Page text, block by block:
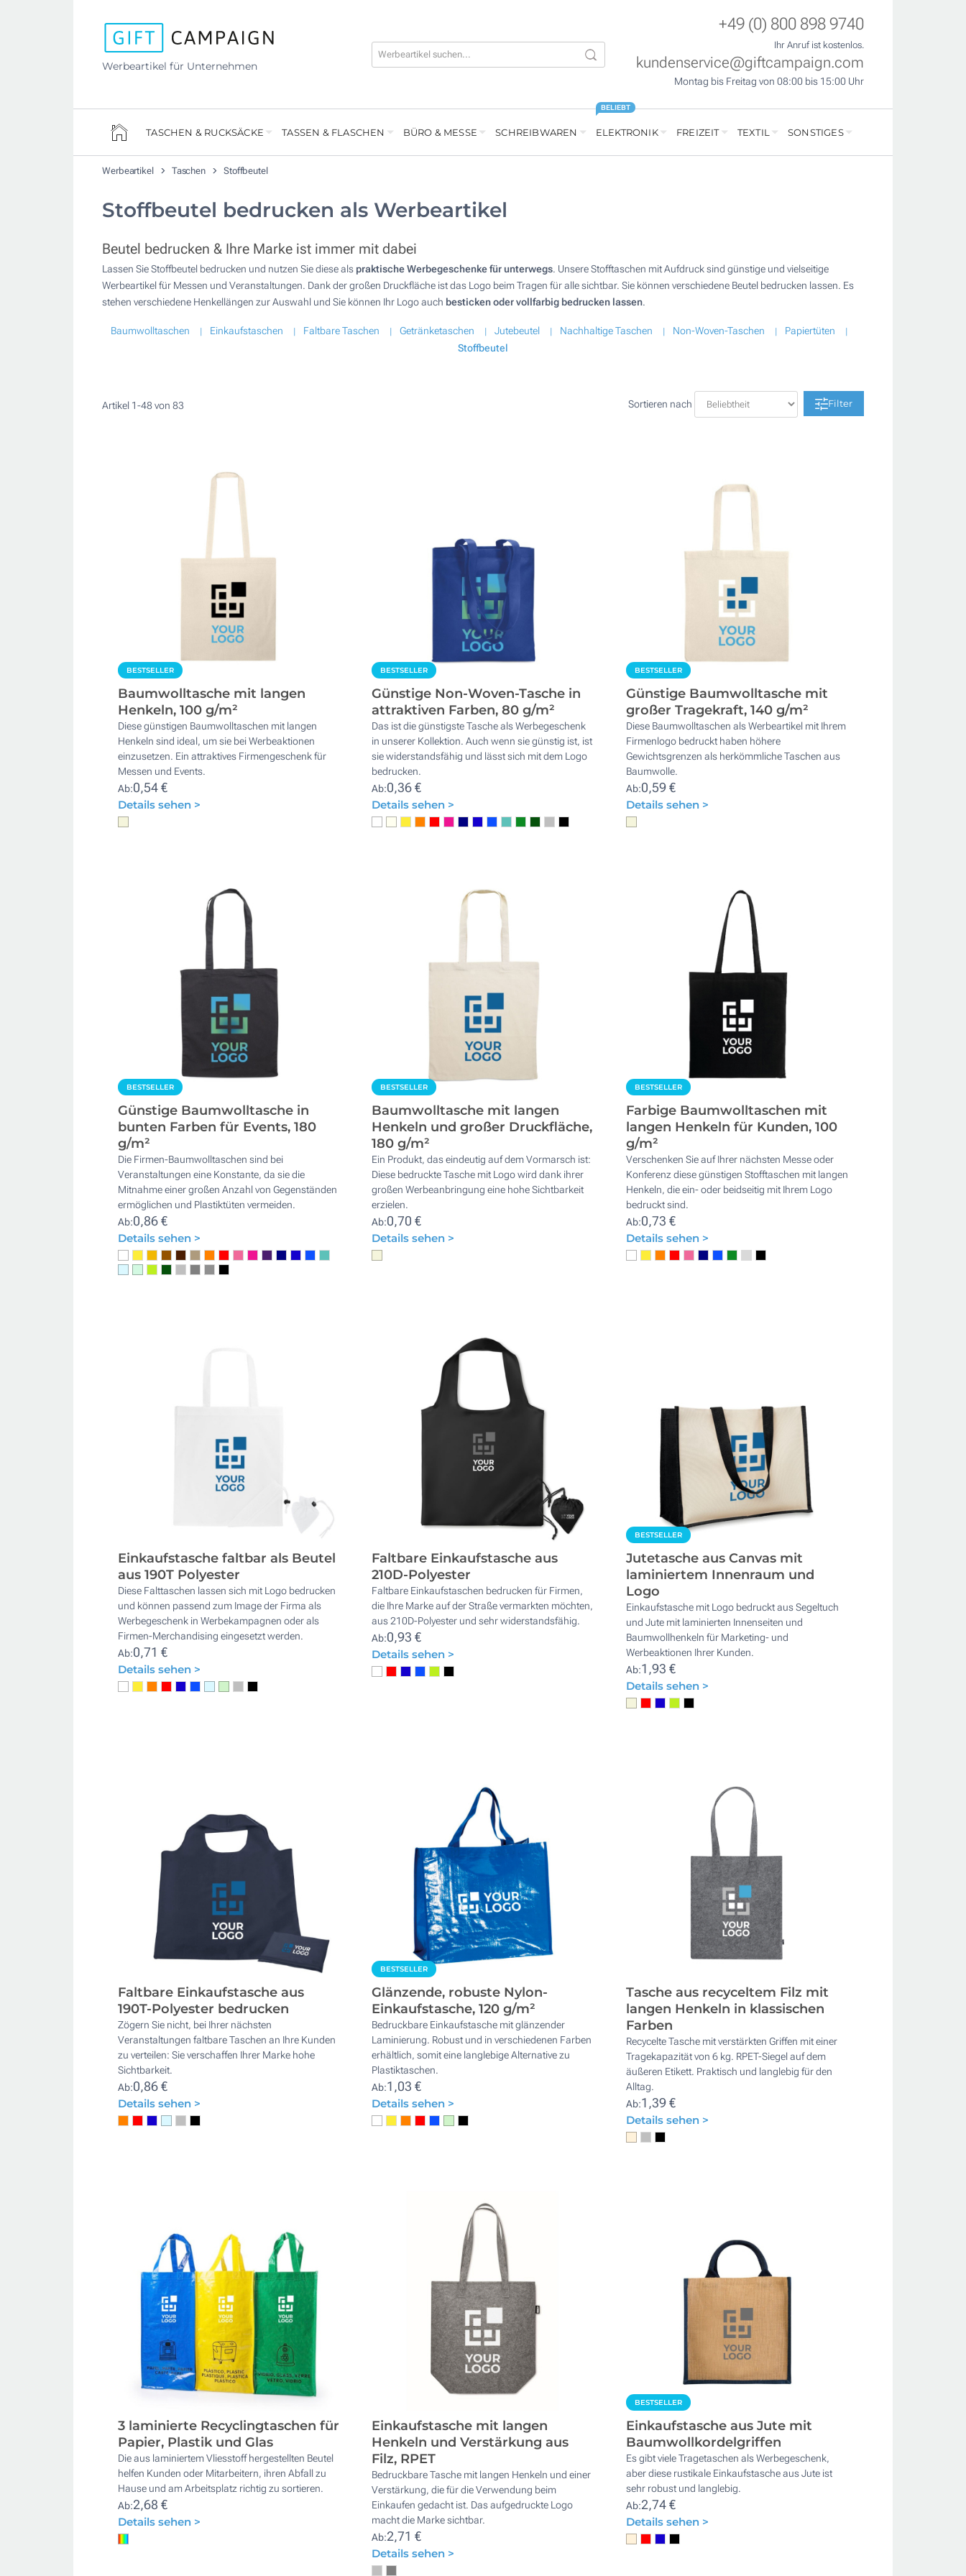
Werbeartikel für Unternehmen
+49 (0) 800 898 9740
Ihr Anruf ist kostenlos.
kundenservice@giftcampaign.com
Montag bis Freitag von 08:00 bis 15:00 Uhr
TASCHEN & RUCKSÄCKE TASSEN & FLASCHEN BÜRO & MESSE SCHREIBWAREN ELEKTRONIK
BELIEBT
FREIZEIT TEXTIL SONSTIGES
Werbeartikel Taschen Stoffbeutel
Stoffbeutel bedrucken als Werbeartikel
Beutel bedrucken & Ihre Marke ist immer mit dabei
Lassen Sie Stoffbeutel bedrucken und nutzen Sie diese als praktische Werbegeschenke für unterwegs. Unsere Stofftaschen mit Aufdruck sind günstige und vielseitige
Werbeartikel für Messen und Veranstaltungen. Dank der großen Druckfläche ist das Logo beim Tragen für alle sichtbar. Sie können verschiedene Beutel bedrucken lassen. Es
stehen verschiedene Henkellängen zur Auswahl und Sie können Ihr Logo auch besticken oder vollfarbig bedrucken lassen.
Baumwolltaschen Einkaufstaschen Faltbare Taschen Getränketaschen Jutebeutel Nachhaltige Taschen Non-Woven-Taschen
Papiertüten
Stoffbeutel
Artikel 1-48von 83 Sortieren nach Filter
BESTSELLER
Baumwolltasche mit langen
Henkeln, 100 g/m²
Diese günstigen Baumwolltaschen mit langen
Henkeln sind ideal, um sie bei Werbeaktionen
einzusetzen. Ein attraktives Firmengeschenk für
Messen und Events.
Ab:0,54 €
Details sehen >
BESTSELLER
Günstige Non-Woven-Tasche in
attraktiven Farben, 80 g/m²
Das ist die günstigste Tasche als Werbegeschenk
in unserer Kollektion. Auch wenn sie günstig ist, ist
sie widerstandsfähig und lässt sich mit dem Logo
bedrucken.
Ab:0,36 €
Details sehen >
BESTSELLER
Günstige Baumwolltasche mit
großer Tragekraft, 140 g/m²
Diese Baumwolltaschen als Werbeartikel mit Ihrem
Firmenlogo bedruckt haben höhere
Gewichtsgrenzen als herkömmliche Taschen aus
Baumwolle.
Ab:0,59 €
Details sehen >
BESTSELLER
Günstige Baumwolltasche in
bunten Farben für Events, 180
g/m²
Die Firmen-Baumwolltaschen sind bei
Veranstaltungen eine Konstante, da sie die
Mitnahme einer großen Anzahl von Gegenständen
ermöglichen und Plastiktüten vermeiden.
Ab:0,86 €
Details sehen >
BESTSELLER
Baumwolltasche mit langen
Henkeln und großer Druckfläche,
180 g/m²
Ein Produkt, das eindeutig auf dem Vormarsch ist:
Diese bedruckte Tasche mit Logo wird dank ihrer
großen Werbeanbringung eine hohe Sichtbarkeit
erzielen.
Ab:0,70 €
Details sehen >
BESTSELLER
Farbige Baumwolltaschen mit
langen Henkeln für Kunden, 100
g/m²
Verschenken Sie auf Ihrer nächsten Messe oder
Konferenz diese günstigen Stofftaschen mit langen
Henkeln, die ein- oder beidseitig mit Ihrem Logo
bedruckt sind.
Ab:0,73 €
Details sehen >
Einkaufstasche faltbar als Beutel
aus 190T Polyester
Diese Falttaschen lassen sich mit Logo bedrucken
und können passend zum Image der Firma als
Werbegeschenk in Werbekampagnen oder als
Firmen-Merchandising eingesetzt werden.
Ab:0,71 €
Details sehen >
Faltbare Einkaufstasche aus
210D-Polyester
Faltbare Einkaufstaschen bedrucken für Firmen,
die Ihre Marke auf der Straße vermarkten möchten,
aus 210D-Polyester und sehr widerstandsfähig.
Ab:0,93 €
Details sehen >
BESTSELLER
Jutetasche aus Canvas mit
laminiertem Innenraum und
Logo
Einkaufstasche mit Logo bedruckt aus Segeltuch
und Jute mit laminierten Innenseiten und
Baumwollhenkeln für Marketing- und
Werbeaktionen Ihrer Kunden.
Ab:1,93 €
Details sehen >
Faltbare Einkaufstasche aus
190T-Polyester bedrucken
Zögern Sie nicht, bei Ihrer nächsten
Veranstaltungen faltbare Taschen an Ihre Kunden
zu verteilen: Sie verschaffen Ihrer Marke hohe
Sichtbarkeit.
Ab:0,86 €
Details sehen >
BESTSELLER
Glänzende, robuste Nylon-
Einkaufstasche, 120 g/m²
Bedruckbare Einkaufstasche mit glänzender
Laminierung. Robust und in verschiedenen Farben
erhältlich, somit eine langlebige Alternative zu
Plastiktaschen.
Ab:1,03 €
Details sehen >
Tasche aus recyceltem Filz mit
langen Henkeln in klassischen
Farben
Recycelte Tasche mit verstärkten Griffen mit einer
Tragekapazität von 6 kg. RPET-Siegel auf dem
äußeren Etikett. Praktisch und langlebig für den
Alltag.
Ab:1,39 €
Details sehen >
3 laminierte Recyclingtaschen für
Papier, Plastik und Glas
Die aus laminiertem Vliesstoff hergestellten Beutel
helfen Kunden oder Mitarbeitern, ihren Abfall zu
Hause und am Arbeitsplatz richtig zu sortieren.
Ab:2,68 €
Details sehen >
Einkaufstasche mit langen
Henkeln und Verstärkung aus
Filz, RPET
Bedruckbare Tasche mit langen Henkeln und einer
Verstärkung, die für die Verwendung beim
Einkaufen gedacht ist. Das aufgedruckte Logo
macht die Marke sichtbar.
Ab:2,71 €
Details sehen >
BESTSELLER
Einkaufstasche aus Jute mit
Baumwollkordelgriffen
Es gibt viele Tragetaschen als Werbegeschenk,
aber diese rustikale Einkaufstasche aus Jute ist
sehr robust und langlebig.
Ab:2,74 €
Details sehen >